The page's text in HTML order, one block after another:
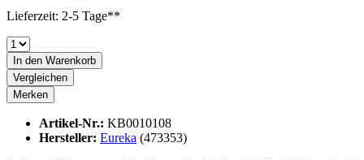
Lieferzeit: 2-5 Tage**
In den Warenkorb
Vergleichen
Merken
Artikel-Nr.: KB0010108
Hersteller: Eureka (473353)